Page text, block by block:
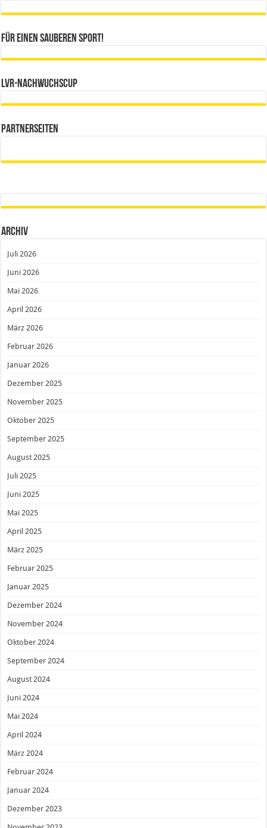
Für einen sauberen Sport!
LVR-Nachwuchscup
Partnerseiten
Archiv
Juli 2026
Juni 2026
Mai 2026
April 2026
März 2026
Februar 2026
Januar 2026
Dezember 2025
November 2025
Oktober 2025
September 2025
August 2025
Juli 2025
Juni 2025
Mai 2025
April 2025
März 2025
Februar 2025
Januar 2025
Dezember 2024
November 2024
Oktober 2024
September 2024
August 2024
Juni 2024
Mai 2024
April 2024
März 2024
Februar 2024
Januar 2024
Dezember 2023